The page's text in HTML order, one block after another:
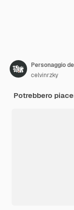
celvinrzky
Potrebbero